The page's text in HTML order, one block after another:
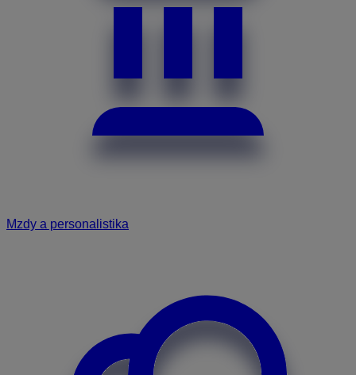
Mzdy a personalistika